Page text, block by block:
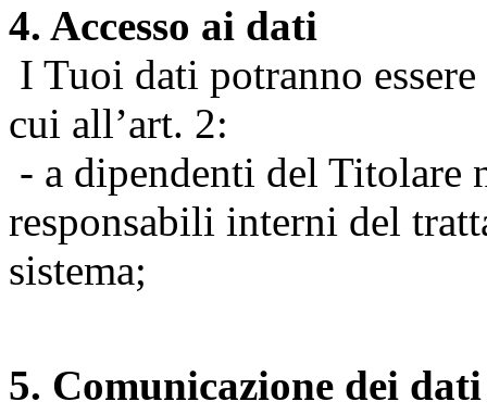
4. Accesso ai dati
I Tuoi dati potranno
cui all’art. 2:
- a dipendenti del Titolare
responsabili interni del
sistema;
5. Comunicazione dei dati